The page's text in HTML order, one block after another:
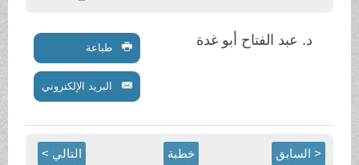
د. عبد الفتاح أبو غدة طباعة
البريد الإلكتروني
< السابق خطبة التالي >